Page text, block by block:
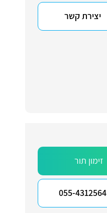
יצירת קשר
זימון תור
055-4312564